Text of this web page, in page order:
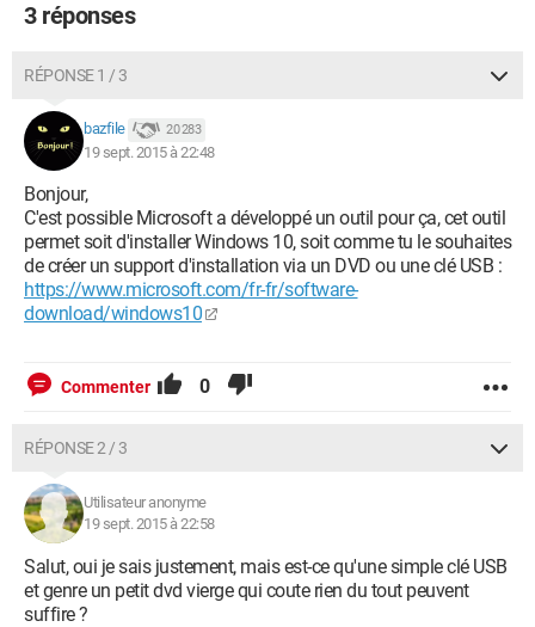
3 réponses
RÉPONSE 1 / 3
bazfile 20 283
19 sept. 2015 à 22:48
Bonjour,
C'est possible Microsoft a développé un outil pour ça, cet outil
permet soit d'installer Windows 10, soit comme tu le souhaites
de créer un support d'installation via un DVD ou une clé USB :
https://www.microsoft.com/fr-fr/software-
download/windows10
Commenter 0
RÉPONSE 2 / 3
Utilisateur anonyme
19 sept. 2015 à 22:58
Salut, oui je sais justement, mais est-ce qu'une simple clé USB
et genre un petit dvd vierge qui coute rien du tout peuvent
suffire ?